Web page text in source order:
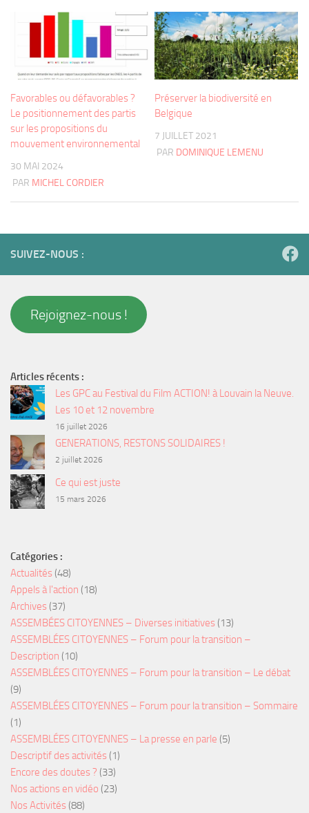
Favorables ou défavorables ?
Le positionnement des partis
sur les propositions du
mouvement environnemental
30 MAI 2024
PAR MICHEL CORDIER
Préserver la biodiversité en
Belgique
7 JUILLET 2021
PAR DOMINIQUE LEMENU
SUIVEZ-NOUS :
Rejoignez-nous !
Articles récents :
Les GPC au Festival du Film ACTION! à Louvain la Neuve.
Les 10 et 12 novembre
16 juillet 2026
GENERATIONS, RESTONS SOLIDAIRES !
2 juillet 2026
Ce qui est juste
15 mars 2026
Catégories :
Actualités (48)
Appels à l'action (18)
Archives (37)
ASSEMBÉES CITOYENNES – Diverses initiatives (13)
ASSEMBLÉES CITOYENNES – Forum pour la transition –
Description (10)
ASSEMBLÉES CITOYENNES – Forum pour la transition – Le débat
(9)
ASSEMBLÉES CITOYENNES – Forum pour la transition – Sommaire
(1)
ASSEMBLÉES CITOYENNES – La presse en parle (5)
Descriptif des activités (1)
Encore des doutes ? (33)
Nos actions en vidéo (23)
Nos Activités (88)